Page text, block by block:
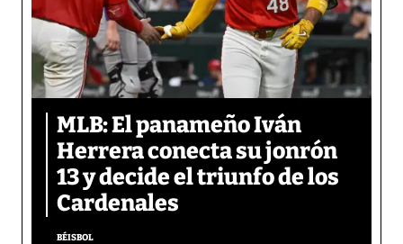
MLB: El panameño Iván
Herrera conecta su jonrón
13 y decide el triunfo de los
Cardenales
BÉISBOL